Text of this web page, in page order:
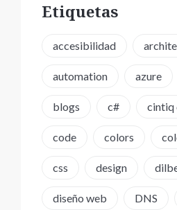
Etiquetas
accesibilidad
automation azure
blogs c# cintiq
code colors
css design
diseño web DNS